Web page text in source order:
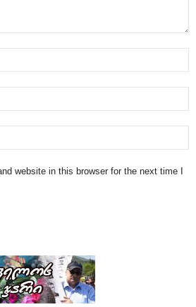
website in this browser for the next time I